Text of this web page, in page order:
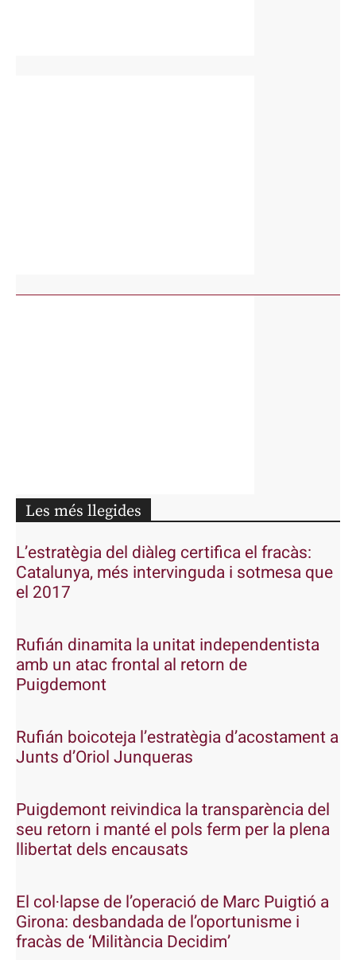
Les més llegides
L’estratègia del diàleg certifica el fracàs:
Catalunya, més intervinguda i sotmesa que
el 2017
Rufián dinamita la unitat independentista
amb un atac frontal al retorn de
Puigdemont
Rufián boicoteja l’estratègia d’acostament a
Junts d’Oriol Junqueras
Puigdemont reivindica la transparència del
seu retorn i manté el pols ferm per la plena
llibertat dels encausats
El col·lapse de l’operació de Marc Puigtió a
Girona: desbandada de l’oportunisme i
fracàs de ‘Militància Decidim’